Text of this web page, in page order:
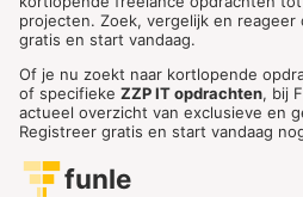
projecten. Zoek, vergelijk en
gratis en start vandaag.
Of je nu zoekt naar kortlopende
of specifieke ZZP IT opdrachten, bij
actueel overzicht van exclusieve en
Registreer gratis en start vandaag
funle